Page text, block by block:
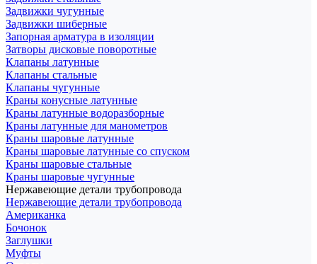
Задвижки чугунные
Задвижки шиберные
Запорная арматура в изоляции
Затворы дисковые поворотные
Клапаны латунные
Клапаны стальные
Клапаны чугунные
Краны конусные латунные
Краны латунные водоразборные
Краны латунные для манометров
Краны шаровые латунные
Краны шаровые латунные со спуском
Краны шаровые стальные
Краны шаровые чугунные
Нержавеющие детали трубопровода
Нержавеющие детали трубопровода
Американка
Бочонок
Заглушки
Муфты